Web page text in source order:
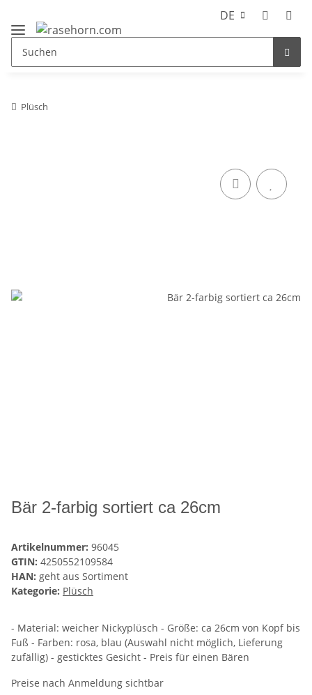
DE
Plüsch
Bär 2-farbig sortiert ca 26cm
Artikelnummer: 96045
GTIN: 4250552109584
HAN: geht aus Sortiment
Kategorie: Plüsch
- Material: weicher Nickyplüsch - Größe: ca 26cm von Kopf bis
Fuß - Farben: rosa, blau (Auswahl nicht möglich, Lieferung
zufällig) - gesticktes Gesicht - Preis für einen Bären
Preise nach Anmeldung sichtbar